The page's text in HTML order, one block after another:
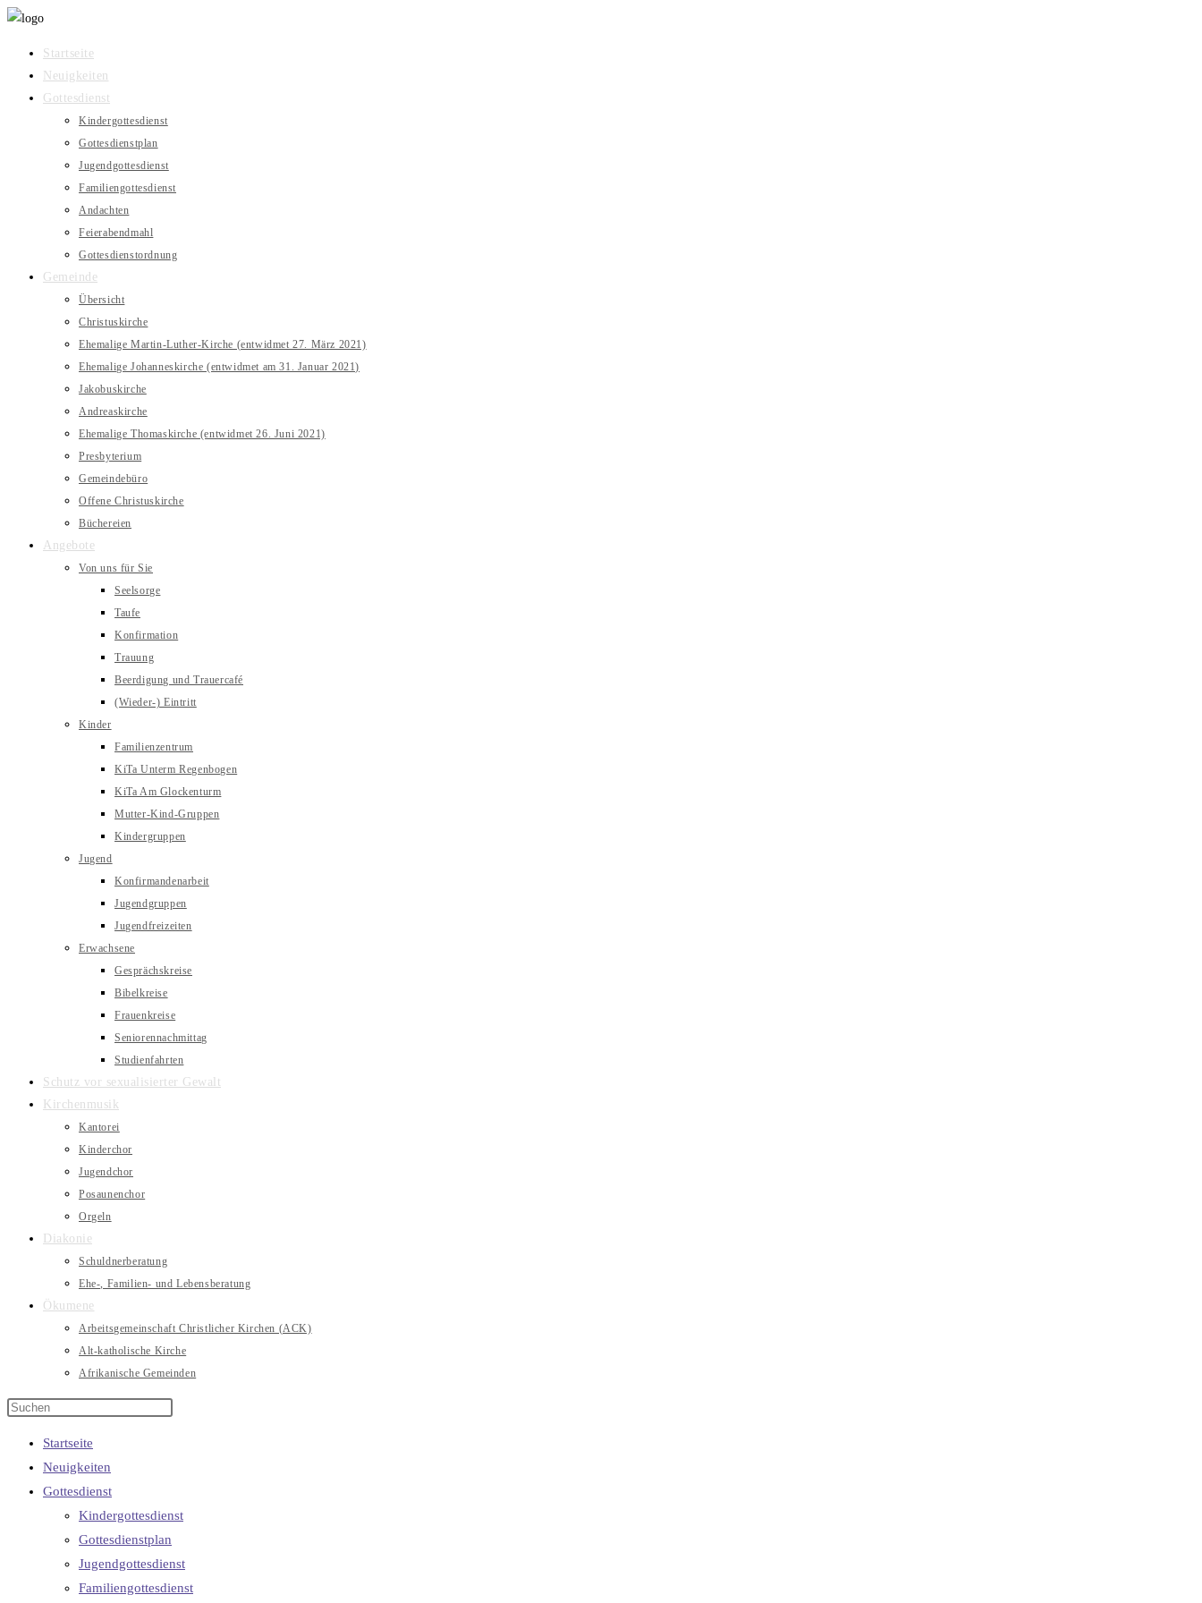
Zum
springen
Startseite
Neuigkeiten
Gottesdienst
Kindergottesdienst
Gottesdienstplan
Jugendgottesdienst
Familiengottesdienst
Andachten
Feierabendmahl
Gottesdienstordnung
Gemeinde
Übersicht
Christuskirche
Ehemalige Martin-Luther-Kirche (entwidmet 27. März 2021)
Ehemalige Johanneskirche (entwidmet am 31. Januar 2021)
Jakobuskirche
Andreaskirche
Ehemalige Thomaskirche (entwidmet 26. Juni 2021)
Presbyterium
Gemeindebüro
Offene Christuskirche
Büchereien
Angebote
Von uns für Sie
Seelsorge
Taufe
Konfirmation
Trauung
Beerdigung und Trauercafé
(Wieder-) Eintritt
Kinder
Familienzentrum
KiTa Unterm Regenbogen
KiTa Am Glockenturm
Mutter-Kind-Gruppen
Kindergruppen
Jugend
Konfirmandenarbeit
Jugendgruppen
Jugendfreizeiten
Erwachsene
Gesprächskreise
Bibelkreise
Frauenkreise
Seniorennachmittag
Studienfahrten
Schutz vor sexualisierter Gewalt
Kirchenmusik
Kantorei
Kinderchor
Jugendchor
Posaunenchor
Orgeln
Diakonie
Schuldnerberatung
Ehe-, Familien- und Lebensberatung
Ökumene
Arbeitsgemeinschaft Christlicher Kirchen (ACK)
Alt-katholische Kirche
Afrikanische Gemeinden
Startseite
Neuigkeiten
Gottesdienst
Kindergottesdienst
Gottesdienstplan
Jugendgottesdienst
Familiengottesdienst